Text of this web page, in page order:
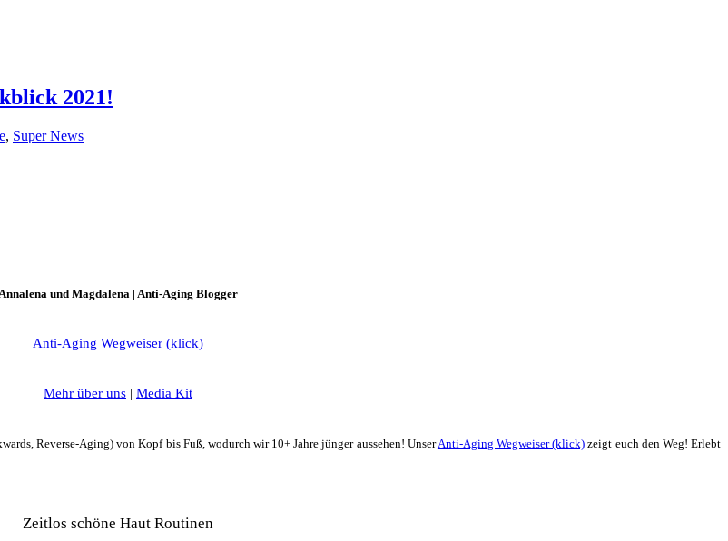
2021!
, Super News
Annalena und Magdalena | Anti-Aging Blogger
Anti-Aging Wegweiser (klick)
Mehr über uns | Media Kit
Reverse-Aging) von Kopf bis Fuß, wodurch wir 10+ Jahre jünger aussehen! UnserAnti-Aging Wegweiser (klick) zeigt euch den Weg! Erlebt
Zeitlos schöne Haut Routinen